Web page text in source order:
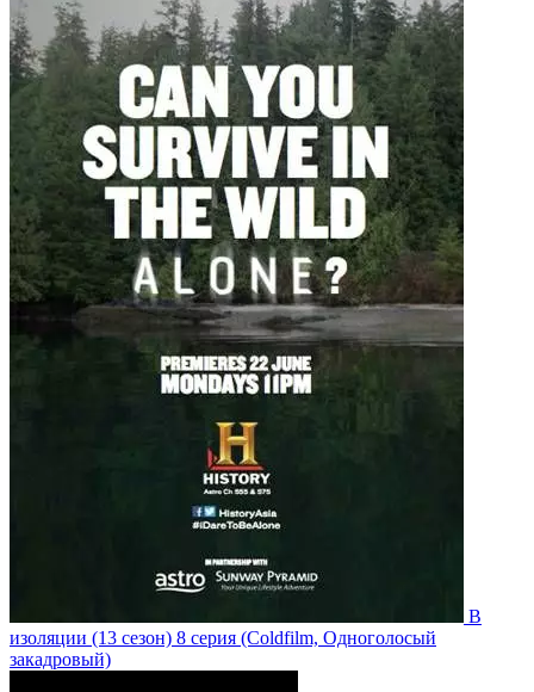
В
изоляции (13 сезон) 8 серия (Coldfilm, Одноголосый
закадровый)